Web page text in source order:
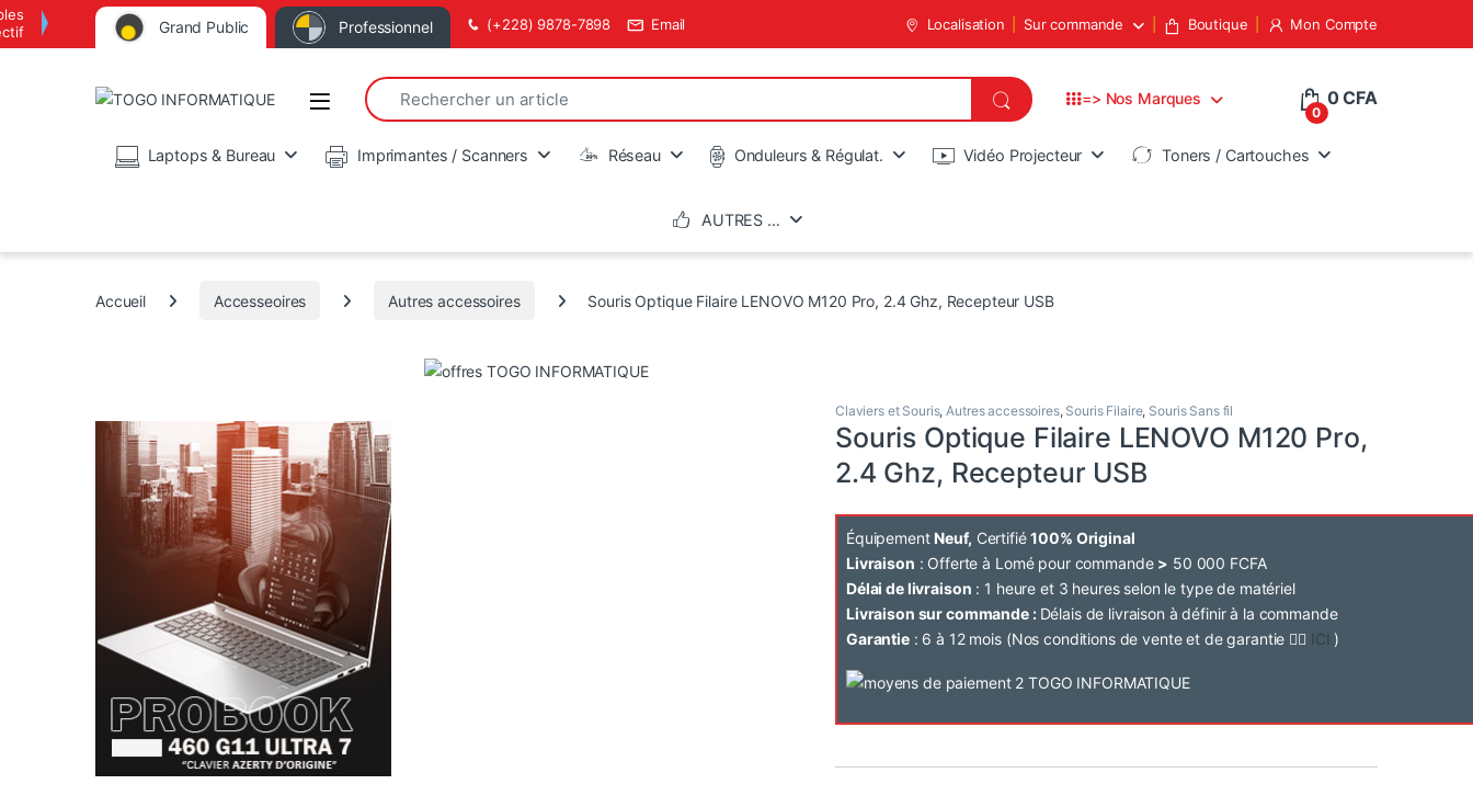
Grand Public Professionnel (+228) 9878-7898 Email Localisation Sur commande Boutique Mon Compte
Open
Search for:
=> Nos Marques
0
0CFA
Laptops & Bureau Imprimantes / Scanners Réseau Onduleurs & Régulat. Vidéo Projecteur Toners / Cartouches
AUTRES …
Accueil Accesseoires Autres accessoires Souris Optique Filaire LENOVO M120 Pro, 2.4 Ghz, Recepteur USB
Claviers et Souris, Autres accessoires, Souris Filaire, Souris Sans fil
Souris Optique Filaire LENOVO M120 Pro,
2.4 Ghz, Recepteur USB
Équipement Neuf, Certifié100% Original
Livraison : Offerte à Lomé pour commande > 50 000 FCFA
Délai de livraison : 1 heure et 3 heures selon le type de matériel
Livraison sur commande : Délais de livraison à définir à la commande
Garantie: 6 à 12 mois (Nos conditions de vente et de garantie 👉🏽 ICI )